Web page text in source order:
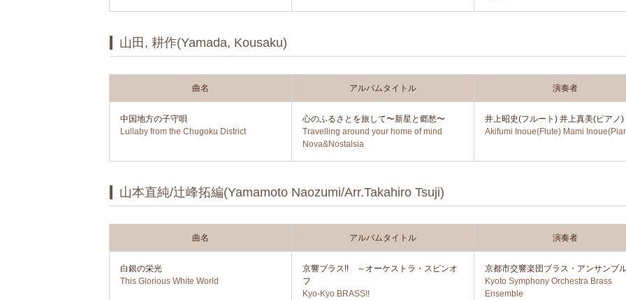
山田, 耕作(Yamada, Kousaku)
曲名 アルバムタイトル 演奏者
中国地方の子守唄
Lullaby from the Chugoku District
心のふるさとを旅して〜新星と郷愁〜
Travelling around your home of mind
Nova&Nostalsia
井上昭史(フルート) 井上真美(ピアノ)
Akifumi Inoue(Flute) Mami
山本直純/辻峰拓編(Yamamoto Naozumi/Arr.Takahiro Tsuji)
曲名 アルバムタイトル 演奏者
白銀の栄光
This Glorious White World
京響ブラス!! ～オーケストラ・スピンオ
フ
Kyo-Kyo BRASS!!
京都市交響楽団ブラス・アンサンブ
Kyoto Symphony Orchestra Brass
Ensemble